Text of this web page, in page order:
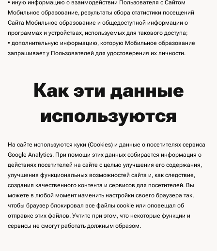
• иную информацию о взаимодействии Пользователя с Сайтом
Мобильное образование, результаты сбора статистики посещений
Сайта Мобильное образование и общедоступной информации о
программах и устройствах, используемых для такового доступа;
• дополнительную информацию, которую Мобильное образование
запрашивает у Пользователей для удостоверения их личности.
Как эти данные
используются
На сайте используются куки (Cookies) и данные о посетителях сервиса
Google Analytics. При помощи этих данных собирается информация о
действиях посетителей на сайте с целью улучшения его содержания,
улучшения функциональных возможностей сайта и, как следствие,
создания качественного контента и сервисов для посетителей. Вы
можете в любой момент изменить настройки своего браузера так,
чтобы браузер блокировал все файлы cookie или оповещал об
отправке этих файлов. Учтите при этом, что некоторые функции и
сервисы не смогут работать должным образом.